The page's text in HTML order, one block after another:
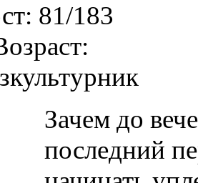
81/183
Зачем до
последний